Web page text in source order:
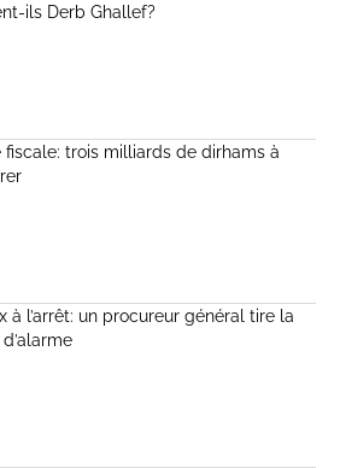
ils Derb Ghallef?
fiscale: trois milliards de dirhams à
à l’arrêt: un procureur général tire la